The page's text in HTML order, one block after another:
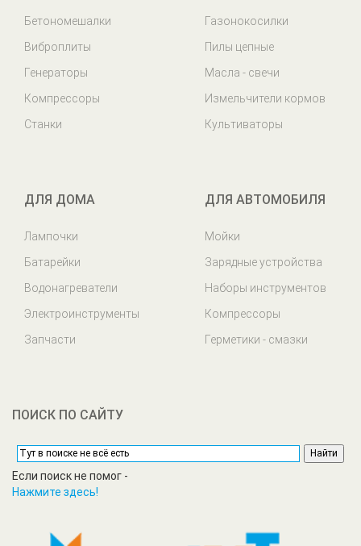
Бетономешалки
Виброплиты
Генераторы
Компрессоры
Станки
Газонокосилки
Пилы цепные
Масла - свечи
Измельчители кормов
Культиваторы
ДЛЯ ДОМА
Лампочки
Батарейки
Водонагреватели
Электроинструменты
Запчасти
ДЛЯ АВТОМОБИЛЯ
Мойки
Зарядные устройства
Наборы инструментов
Компрессоры
Герметики - смазки
ПОИСК ПО САЙТУ
Если поиск не помог -
Нажмите здесь!